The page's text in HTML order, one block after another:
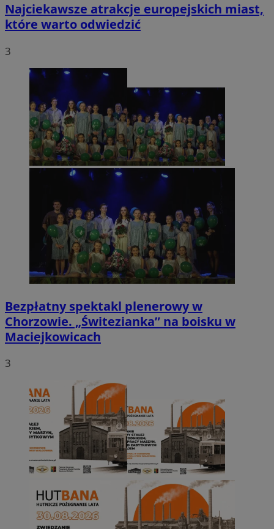
Najciekawsze atrakcje europejskich miast,
które warto odwiedzić
3
Bezpłatny spektakl plenerowy w
Chorzowie. „Świtezianka” na boisku w
Maciejkowicach
3